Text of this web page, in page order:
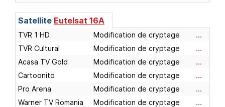
Satellite Eutelsat 16A
TVR 1 HD Modification de cryptage
...
TVR Cultural
Modification de cryptage
...
Acasa TV Gold
Modification de cryptage
...
Cartoonito
Modification de cryptage
...
Pro Arena
Modification de cryptage
...
Warner TV Romania
Modification de cryptage
...